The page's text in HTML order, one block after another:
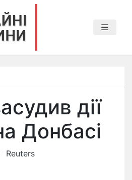
дії
Донбасі
Reuters